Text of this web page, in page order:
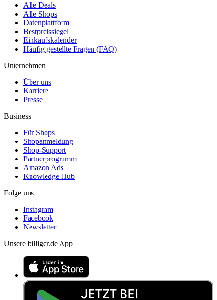
Alle Deals
Alle Shops
Datenplattform
Bestpreissiegel
Einkaufskalender
Häufig gestellte Fragen (FAQ)
Unternehmen
Über uns
Karriere
Presse
Business
Für Shops
Shopanmeldung
Shop-Support
Partnerprogramm
Amazon Ads
Knowledge Hub
Folge uns
Instagram
Facebook
Newsletter
Unsere billiger.de App